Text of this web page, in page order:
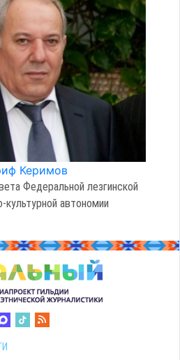
Керимов
Федеральной лезгинской
культурной автономии